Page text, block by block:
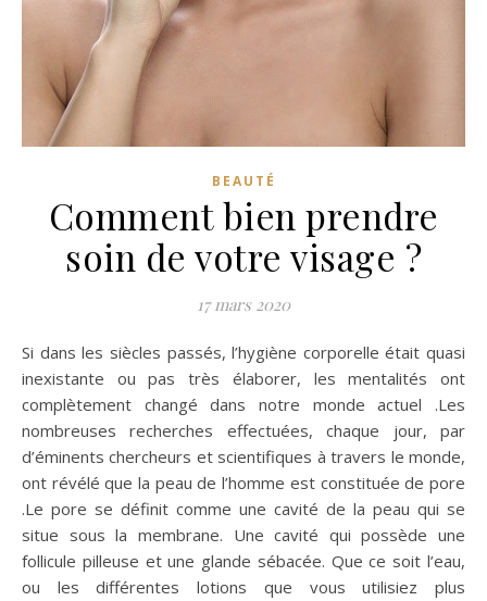
BEAUTÉ
Comment bien prendre
soin de votre visage ?
17 mars 2020
Si dans les siècles passés, l’hygiène corporelle était quasi
inexistante ou pas très élaborer, les mentalités ont
complètement changé dans notre monde actuel .Les
nombreuses recherches effectuées, chaque jour, par
d’éminents chercheurs et scientifiques à travers le monde,
ont révélé que la peau de l’homme est constituée de pore
.Le pore se définit comme une cavité de la peau qui se
situe sous la membrane. Une cavité qui possède une
follicule pilleuse et une glande sébacée. Que ce soit l’eau,
ou les différentes lotions que vous utilisiez plus